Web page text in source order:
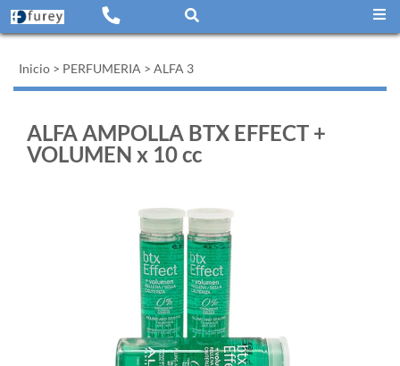
Inicio > PERFUMERIA > ALFA 3
ALFA AMPOLLA BTX EFFECT +
VOLUMEN x 10 cc